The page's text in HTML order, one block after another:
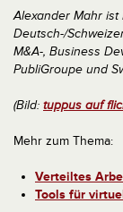
Alexander Mahr
Deutsch-/
M&A-, Business
PubliGroupe und
(Bild: tuppus auf
Mehr zum Thema:
Verteiltes
Tools für